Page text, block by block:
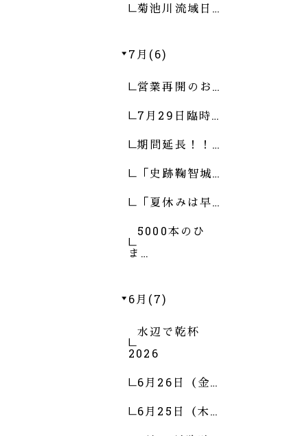
菊池川流域日…
7月(6)
営業再開のお…
7月29日臨時…
期間延長！！…
「史跡鞠智城…
「夏休みは早…
5000本のひ
ま…
6月(7)
水辺で乾杯
2026
6月26日（金…
6月25日（木…